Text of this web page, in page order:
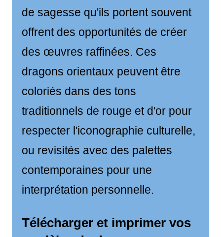
de sagesse qu'ils portent souvent
offrent des opportunités de créer
des œuvres raffinées. Ces
dragons orientaux peuvent être
coloriés dans des tons
traditionnels de rouge et d'or pour
respecter l'iconographie culturelle,
ou revisités avec des palettes
contemporaines pour une
interprétation personnelle.
Télécharger et imprimer vos